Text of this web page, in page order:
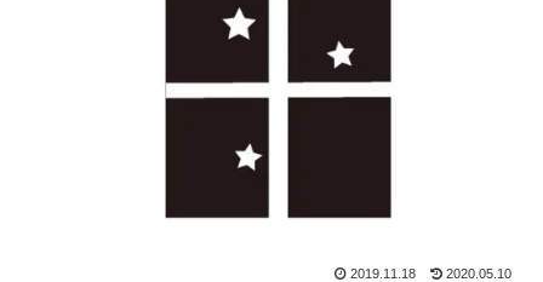
2019.11.18 2020.05.10